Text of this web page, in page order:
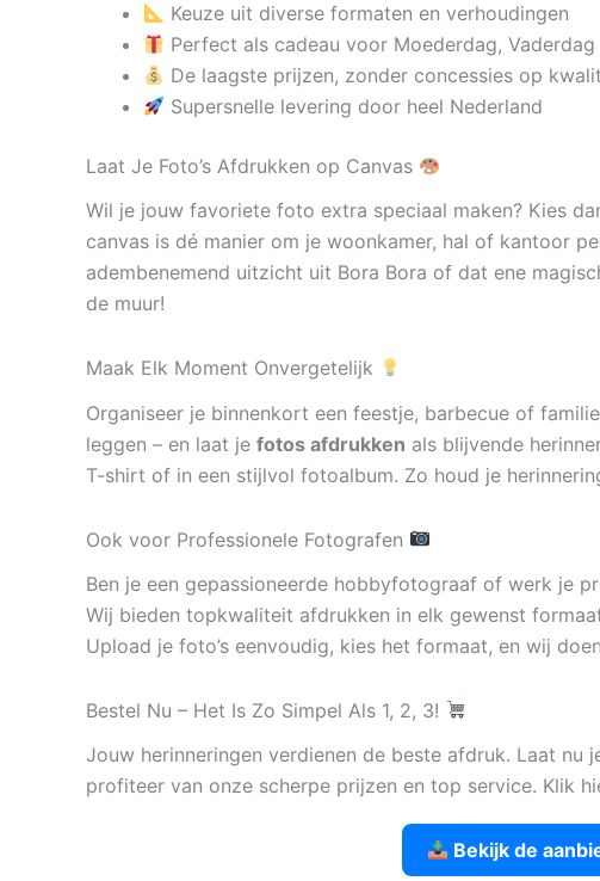
Keuze uit diverse formaten en verhoudingen
Perfect als cadeau voor Moederdag,
De laagste prijzen, zonder concessies op
Supersnelle levering door heel Nederland
Laat Je Foto’s Afdrukken op Canvas
Wil je jouw favoriete foto extra speciaal maken? Kies
canvas is dé manier om je woonkamer, hal of kantoor
adembenemend uitzicht uit Bora Bora of dat ene
de muur!
Maak Elk Moment Onvergetelijk
Organiseer je binnenkort een feestje, barbecue of
leggen – en laat je fotos afdrukken als blijvende
T-shirt of in een stijlvol fotoalbum. Zo houd je
Ook voor Professionele Fotografen
Ben je een gepassioneerde hobbyfotograaf of werk je
Wij bieden topkwaliteit afdrukken in elk gewenst
Upload je foto’s eenvoudig, kies het formaat, en wij
Bestel Nu – Het Is Zo Simpel Als 1, 2, 3!
Jouw herinneringen verdienen de beste afdruk. Laat nu
profiteer van onze scherpe prijzen en top service. Klik
Bekijk de